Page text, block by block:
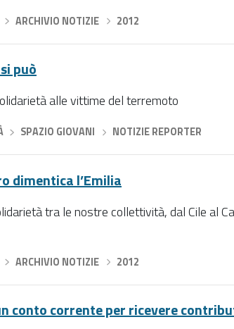
ARCHIVIO NOTIZIE 2012
può
alle vittime del terremoto
› SPAZIO GIOVANI NOTIZIE REPORTER
dimentica l’Emilia
tra le nostre collettività, dal Cile al
ARCHIVIO NOTIZIE 2012
conto corrente per ricevere